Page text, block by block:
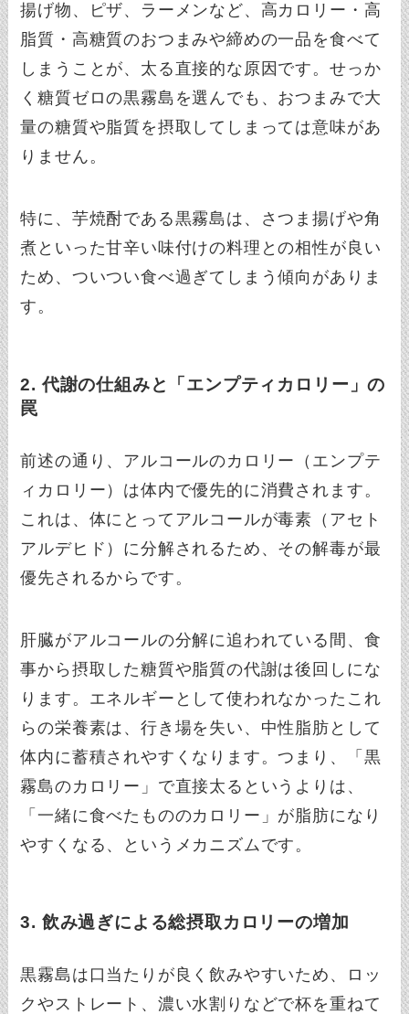
揚げ物、ピザ、ラーメンなど、高カロリー・高
脂質・高糖質のおつまみや締めの一品を食べて
しまうことが、太る直接的な原因です。せっか
く糖質ゼロの黒霧島を選んでも、おつまみで大
量の糖質や脂質を摂取してしまっては意味があ
りません。
特に、芋焼酎である黒霧島は、さつま揚げや角
煮といった甘辛い味付けの料理との相性が良い
ため、ついつい食べ過ぎてしまう傾向がありま
す。
2. 代謝の仕組みと「エンプティカロリー」の
罠
前述の通り、アルコールのカロリー（エンプテ
ィカロリー）は体内で優先的に消費されます。
これは、体にとってアルコールが毒素（アセト
アルデヒド）に分解されるため、その解毒が最
優先されるからです。
肝臓がアルコールの分解に追われている間、食
事から摂取した糖質や脂質の代謝は後回しにな
ります。エネルギーとして使われなかったこれ
らの栄養素は、行き場を失い、中性脂肪として
体内に蓄積されやすくなります。つまり、「黒
霧島のカロリー」で直接太るというよりは、
「一緒に食べたもののカロリー」が脂肪になり
やすくなる、というメカニズムです。
3. 飲み過ぎによる総摂取カロリーの増加
黒霧島は口当たりが良く飲みやすいため、ロッ
クやストレート、濃い水割りなどで杯を重ねて